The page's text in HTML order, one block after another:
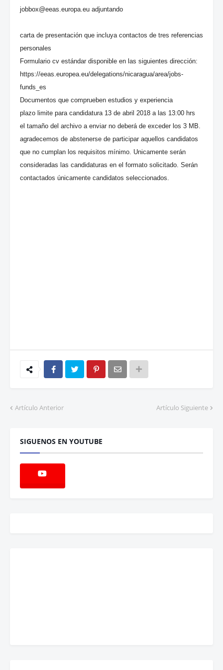
jobbox@eeas.europa.eu adjuntando
carta de presentación que incluya contactos de tres referencias
personales
Formulario cv estándar disponible en las siguientes dirección:
https://eeas.europea.eu/delegations/nicaragua/area/jobs-
funds_es
Documentos que comprueben estudios y experiencia
plazo limite para candidatura 13 de abril 2018 a las 13:00 hrs
el tamaño del archivo a enviar no deberá de exceder los 3 MB.
agradecemos de abstenerse de participar aquellos candidatos
que no cumplan los requisitos mínimo. Unicamente serán
consideradas las candidaturas en el formato solicitado. Serán
contactados únicamente candidatos seleccionados.
Artículo Anterior Artículo Siguiente
SIGUENOS EN YOUTUBE